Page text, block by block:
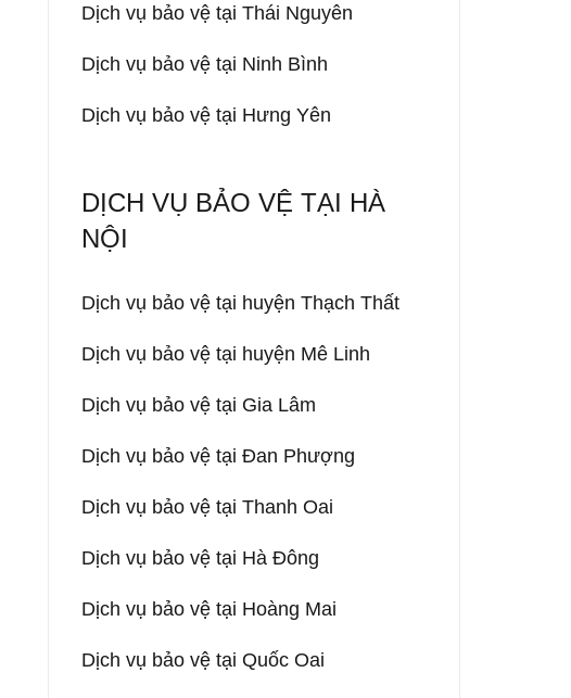
Dịch vụ bảo vệ tại Thái Nguyên
Dịch vụ bảo vệ tại Ninh Bình
Dịch vụ bảo vệ tại Hưng Yên
DỊCH VỤ BẢO VỆ TẠI HÀ
NỘI
Dịch vụ bảo vệ tại huyện Thạch Thất
Dịch vụ bảo vệ tại huyện Mê Linh
Dịch vụ bảo vệ tại Gia Lâm
Dịch vụ bảo vệ tại Đan Phượng
Dịch vụ bảo vệ tại Thanh Oai
Dịch vụ bảo vệ tại Hà Đông
Dịch vụ bảo vệ tại Hoàng Mai
Dịch vụ bảo vệ tại Quốc Oai